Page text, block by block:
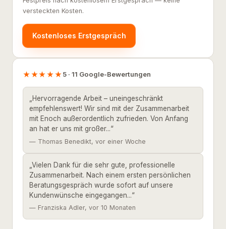
versteckten Kosten.
Kostenloses Erstgespräch
★★★★★5 · 11 Google-Bewertungen
„Hervorragende Arbeit – uneingeschränkt
empfehlenswert! Wir sind mit der Zusammenarbeit
mit Enoch außerordentlich zufrieden. Von Anfang
an hat er uns mit großer...“
— Thomas Benedikt, vor einer Woche
„Vielen Dank für die sehr gute, professionelle
Zusammenarbeit. Nach einem ersten persönlichen
Beratungsgespräch wurde sofort auf unsere
Kundenwünsche eingegangen...“
— Franziska Adler, vor 10 Monaten